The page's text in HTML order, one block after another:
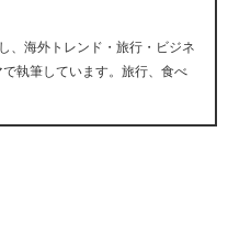
、海外トレンド・旅行・ビジネ
執筆しています。旅行、食べ